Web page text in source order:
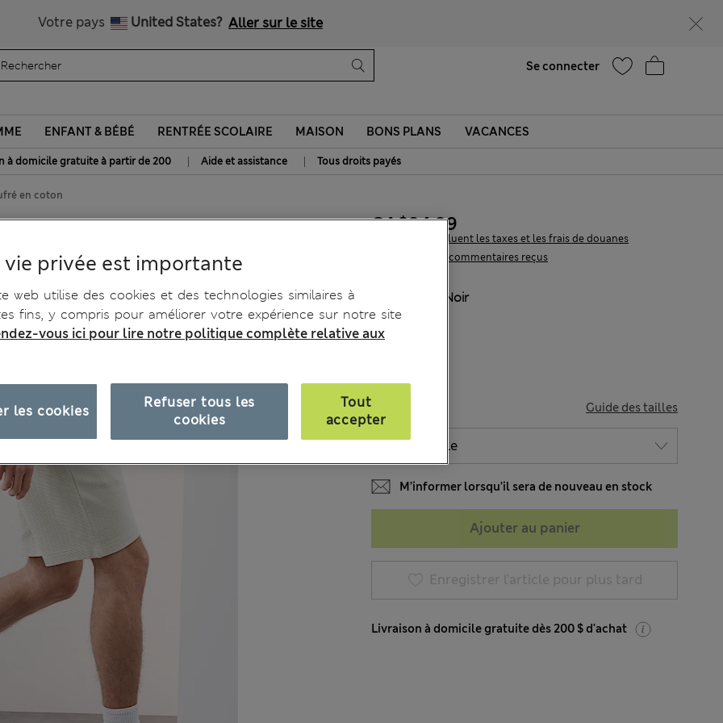
Votre pays United States? Aller sur le site
Se connecter
ENFANT & BÉBÉ RENTRÉE SCOLAIRE MAISON BONS PLANS VACANCES
à domicile gratuite à partir de 200 | Aide et assistance | Tous droits payés
en coton
7 les commentaires reçus
CA$94,99
Tous les prix incluent les taxes et les frais de douanes
Noir
Épuisé
Guide des tailles
M’informer lorsqu’il sera de nouveau en stock
Ajouter au panier
Enregistrer l’article pour plus tard
Livraison à domicile gratuite dès 200 $ d'achat
vie privée est importante
web utilise des cookies et des technologies similaires à
fins, y compris pour améliorer votre expérience sur notre site
vous ici pour lire notre politique complète relative aux
Refuser tous les
cookies
Tout
accepter
les cookies